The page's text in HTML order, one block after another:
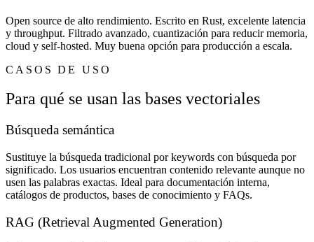
Open source de alto rendimiento. Escrito en Rust, excelente latencia
y throughput. Filtrado avanzado, cuantización para reducir memoria,
cloud y self-hosted. Muy buena opción para producción a escala.
CASOS DE USO
Para qué se usan las bases vectoriales
Búsqueda semántica
Sustituye la búsqueda tradicional por keywords con búsqueda por
significado. Los usuarios encuentran contenido relevante aunque no
usen las palabras exactas. Ideal para documentación interna,
catálogos de productos, bases de conocimiento y FAQs.
RAG (Retrieval Augmented Generation)